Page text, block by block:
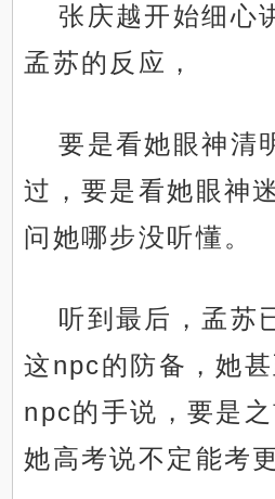
张庆越开始细心
孟苏的反应，
要是看她眼神清
过，要是看她眼神
问她哪步没听懂。
听到最后，孟苏
这npc的防备，她
npc的手说，要是之
她高考说不定能考